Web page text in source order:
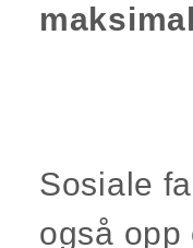
Sosiale
også opp